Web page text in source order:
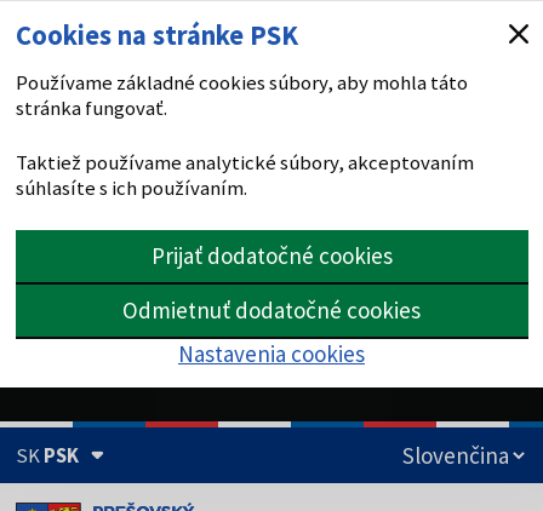
Cookies na stránke PSK
Používame základné cookies súbory, aby mohla táto
stránka fungovať.
Taktiež používame analytické súbory, akceptovaním
súhlasíte s ich používaním.
Prijať dodatočné cookies
Odmietnuť dodatočné cookies
Nastavenia cookies
SKPSK